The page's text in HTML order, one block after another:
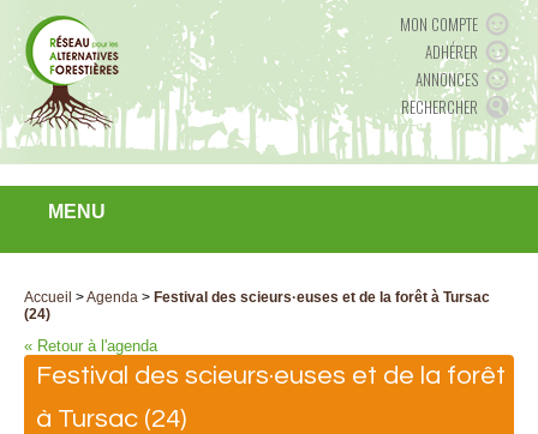
MON COMPTE
ADHÉRER
ANNONCES
RECHERCHER
MENU
Accueil >Agenda > Festival des scieurs·euses et de la forêt à Tursac
(24)
« Retour à l'agenda
Festival des scieurs·euses et de la forêt
à Tursac (24)